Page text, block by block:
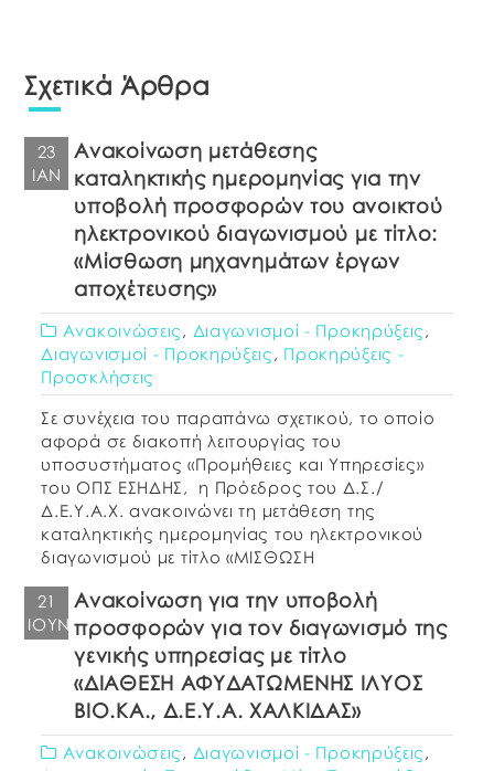
Σχετικά Άρθρα
23
ΙΑΝ
Ανακοίνωση μετάθεσης
καταληκτικής ημερομηνίας για την
υποβολή προσφορών του ανοικτού
ηλεκτρονικού διαγωνισμού με τίτλο:
«Μίσθωση μηχανημάτων έργων
αποχέτευσης»
Ανακοινώσεις , Διαγωνισμοί - Προκηρύξεις ,
Διαγωνισμοί - Προκηρύξεις , Προκηρύξεις -
Προσκλήσεις
Σε συνέχεια του παραπάνω σχετικού, το οποίο
αφορά σε διακοπή λειτουργίας του
υποσυστήματος «Προμήθειες και Υπηρεσίες»
του ΟΠΣ ΕΣΗΔΗΣ, η Πρόεδρος του Δ.Σ./
Δ.Ε.Υ.Α.Χ. ανακοινώνει τη μετάθεση της
καταληκτικής ημερομηνίας του ηλεκτρονικού
διαγωνισμού με τίτλο «ΜΙΣΘΩΣΗ
ΕΣΗΔΗΣ 389875, αρ. πρωτ. 9554/31-12-2025
Διακήρυξης, ΑΔΑΜ: 25PROC018292689 και
ΑΔΑ: ΕΥ2ΚΟΕΚΜ-6Ρ0) και προϋπολογισμού
186.200,00 € πλέον […]
21
ΙΟΎΝ
Ανακοίνωση για την υποβολή
προσφορών για τον διαγωνισμό της
γενικής υπηρεσίας με τίτλο
«ΔΙΑΘΕΣΗ ΑΦΥΔΑΤΩΜΕΝΗΣ ΙΛΥΟΣ
ΒΙΟ.ΚΑ., Δ.Ε.Υ.Α. ΧΑΛΚΙΔΑΣ»
Ανακοινώσεις , Διαγωνισμοί - Προκηρύξεις ,